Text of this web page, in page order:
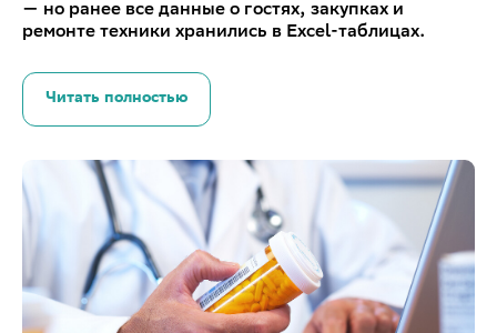
— но ранее все данные о гостях, закупках и
ремонте техники хранились в Excel-таблицах.
Читать полностью